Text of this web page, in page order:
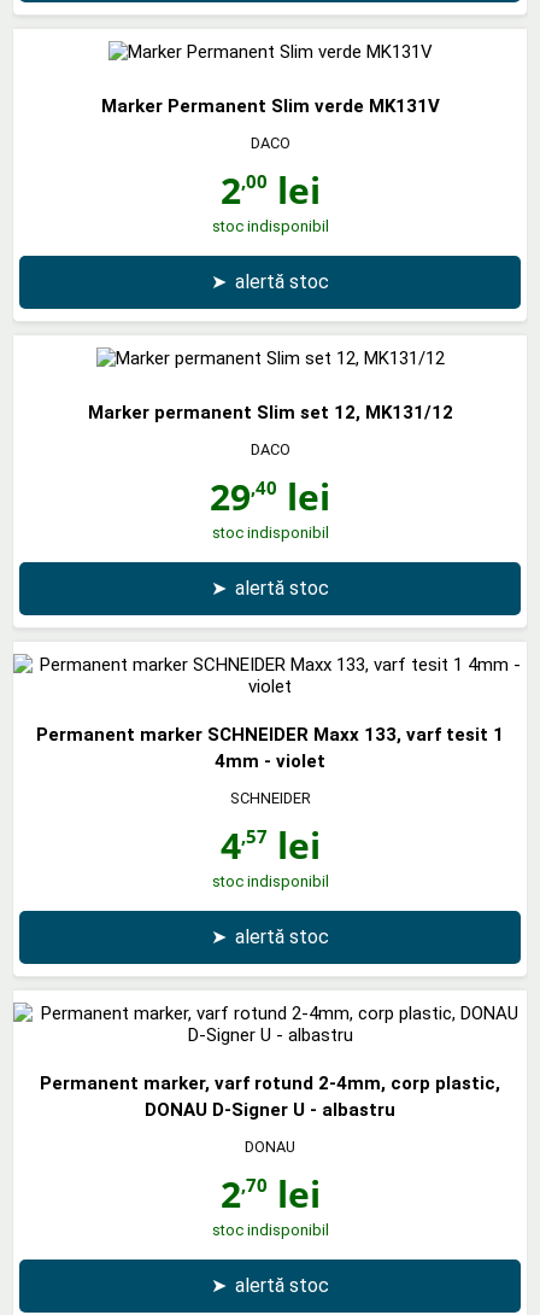
Marker Permanent Slim verde MK131V
DACO
2,00 lei
stoc indisponibil
➤ alertă stoc
Marker permanent Slim set 12, MK131/12
DACO
29,40 lei
stoc indisponibil
➤ alertă stoc
Permanent marker SCHNEIDER Maxx 133, varf tesit 1
4mm - violet
SCHNEIDER
4,57lei
stoc indisponibil
➤ alertă stoc
Permanent marker, varf rotund 2-4mm, corp plastic,
DONAU D-Signer U - albastru
DONAU
2,70 lei
stoc indisponibil
➤ alertă stoc